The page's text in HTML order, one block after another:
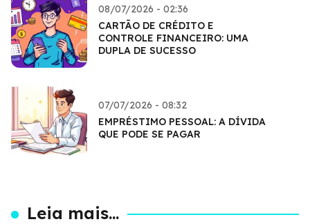
08/07/2026 - 02:36
CARTÃO DE CRÉDITO E
CONTROLE FINANCEIRO: UMA
DUPLA DE SUCESSO
07/07/2026 - 08:32
EMPRÉSTIMO PESSOAL: A DÍVIDA
QUE PODE SE PAGAR
Leia mais...